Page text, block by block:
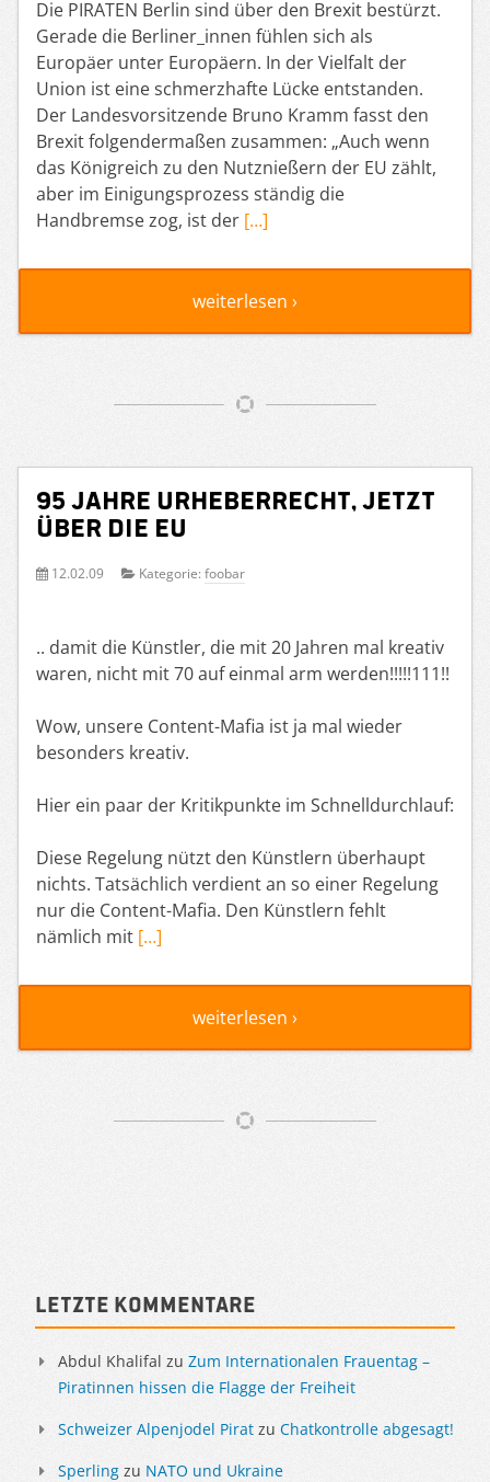
Die PIRATEN Berlin sind über den Brexit bestürzt.
Gerade die Berliner_innen fühlen sich als
Europäer unter Europäern. In der Vielfalt der
Union ist eine schmerzhafte Lücke entstanden.
Der Landesvorsitzende Bruno Kramm fasst den
Brexit folgendermaßen zusammen: „Auch wenn
das Königreich zu den Nutznießern der EU zählt,
aber im Einigungsprozess ständig die
Handbremse zog, ist der […]
weiterlesen ›
95 Jahre Urheberrecht, jetzt
über die EU
12.02.09 Kategorie: foobar
.. damit die Künstler, die mit 20 Jahren mal kreativ
waren, nicht mit 70 auf einmal arm werden!!!!!111!!
Wow, unsere Content-Mafia ist ja mal wieder
besonders kreativ.
Hier ein paar der Kritikpunkte im Schnelldurchlauf:
Diese Regelung nützt den Künstlern überhaupt
nichts. Tatsächlich verdient an so einer Regelung
nur die Content-Mafia. Den Künstlern fehlt
nämlich mit […]
weiterlesen ›
Sidebar
Letzte Kommentare
Abdul Khalifal zu Zum Internationalen Frauentag –
Piratinnen hissen die Flagge der Freiheit
Schweizer Alpenjodel Pirat zu Chatkontrolle abgesagt!
Sperling zu NATO und Ukraine